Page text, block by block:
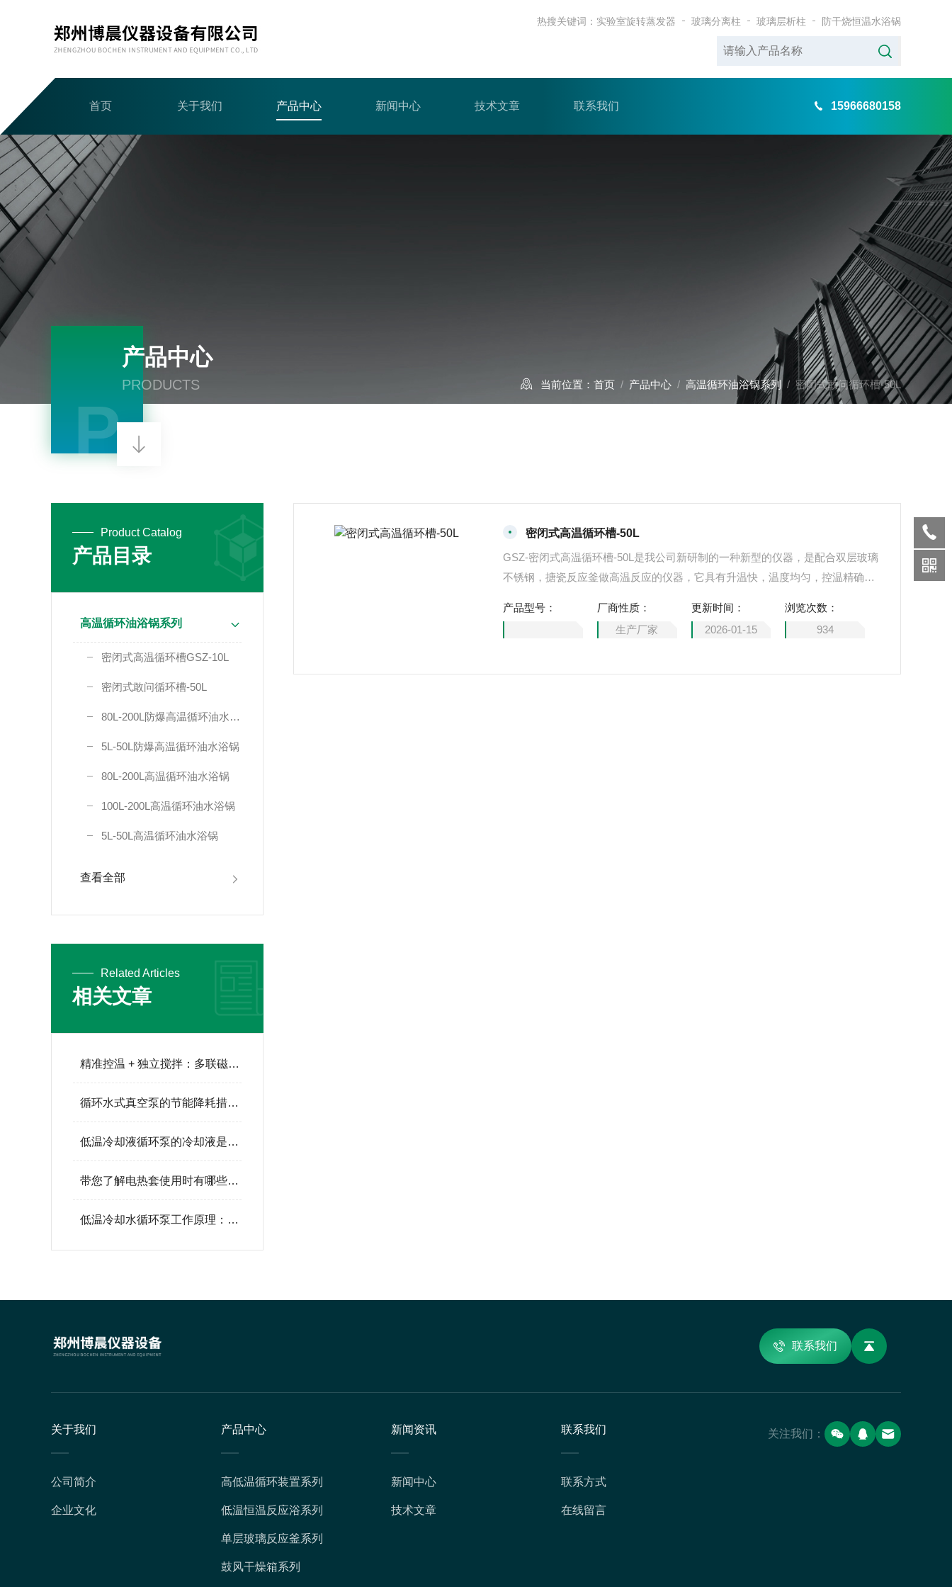
热搜关键词： 实验室旋转蒸发器 玻璃分离柱 玻璃层析柱 防干烧恒温水浴锅
首页 关于我们 产品中心 新闻中心 技术文章 联系我们 15966680158
产品中心
PRODUCTS
P
当前位置： 首页 / 产品中心 / 高温循环油浴锅系列 / 密闭式敢问循环槽-50L
Product Catalog
产品目录
高温循环油浴锅系列
密闭式高温循环槽GSZ-10L
密闭式敢问循环槽-50L
80L-200L防爆高温循环油水浴锅
5L-50L防爆高温循环油水浴锅
80L-200L高温循环油水浴锅
100L-200L高温循环油水浴锅
5L-50L高温循环油水浴锅
查看全部
Related Articles
相关文章
精准控温 + 独立搅拌：多联磁力搅拌加热锅的五大核心优势
循环水式真空泵的节能降耗措施有哪些？
低温冷却液循环泵的冷却液是什么类型
带您了解电热套使用时有哪些注意事项
低温冷却水循环泵工作原理：闭环制冷与流体循环系统分析
密闭式高温循环槽-50L
GSZ-密闭式高温循环槽-50L是我公司新研制的一种新型的仪器，是配合双层玻璃
不锈钢，搪瓷反应釜做高温反应的仪器，它具有升温快，温度均匀，控温精确等
环槽温度控制器，采用笔段式液晶显示器，特别适用于实验室及分析仪器，其功
能齐全，操作简单
产品型号：
厂商性质：
生产厂家
更新时间：
2026-01-15
浏览次数：
934
联系我们
关于我们
公司简介
企业文化
产品中心
高低温循环装置系列
低温恒温反应浴系列
单层玻璃反应釜系列
鼓风干燥箱系列
新闻资讯
新闻中心
技术文章
联系我们
联系方式
在线留言
关注我们：